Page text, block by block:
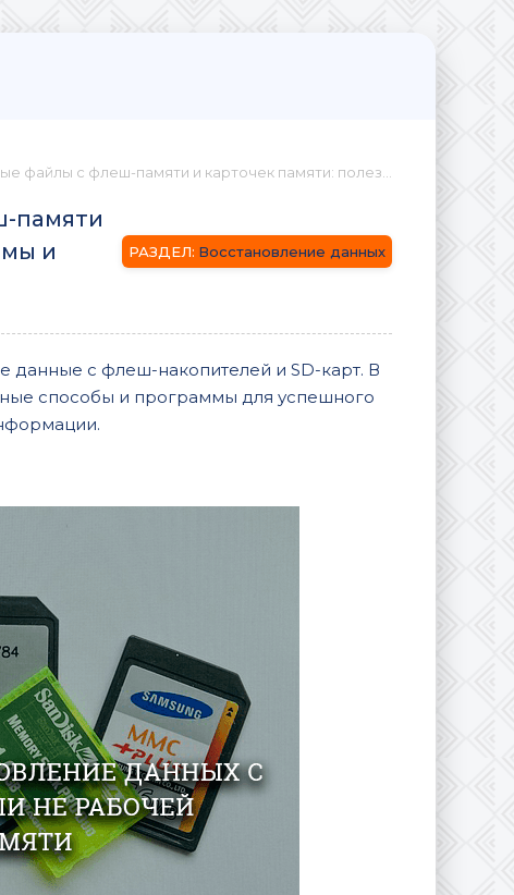
с флеш-памяти и карточек памяти: полезные программы и методы
памяти
и
Восстановление данных
данные с флеш-накопителей и SD-карт. В
способы и программы для успешного